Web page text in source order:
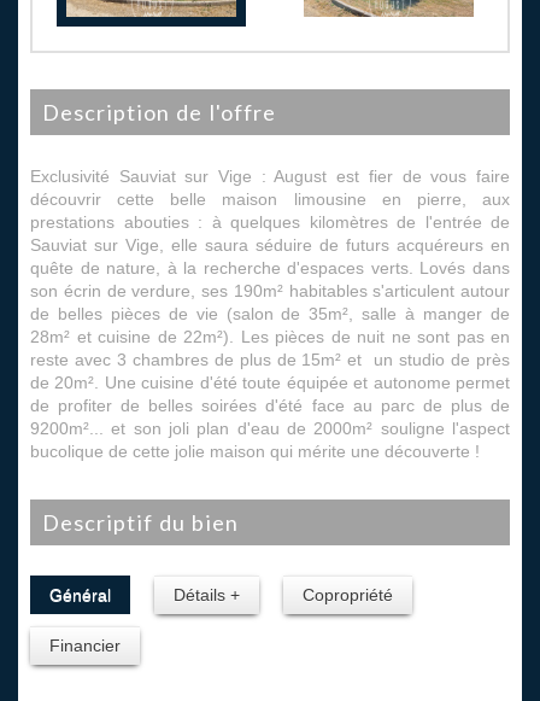
description de l'offre
Exclusivité Sauviat sur Vige : August est fier de vous faire
découvrir cette belle maison limousine en pierre, aux
prestations abouties : à quelques kilomètres de l'entrée de
Sauviat sur Vige, elle saura séduire de futurs acquéreurs en
quête de nature, à la recherche d'espaces verts. Lovés dans
son écrin de verdure, ses 190m² habitables s'articulent autour
de belles pièces de vie (salon de 35m², salle à manger de
28m² et cuisine de 22m²). Les pièces de nuit ne sont pas en
reste avec 3 chambres de plus de 15m² et un studio de près
de 20m². Une cuisine d'été toute équipée et autonome permet
de profiter de belles soirées d'été face au parc de plus de
9200m²... et son joli plan d'eau de 2000m² souligne l'aspect
bucolique de cette jolie maison qui mérite une découverte !
descriptif du bien
Général Détails + Copropriété
Financier